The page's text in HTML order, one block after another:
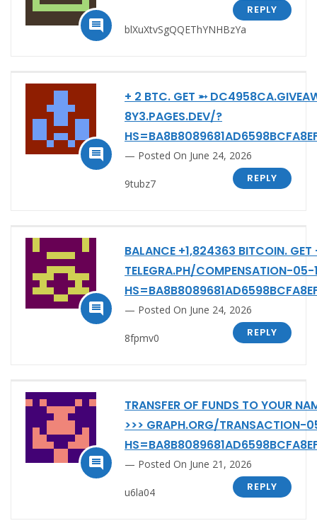

REPLY
blXuXtvSgQQEThYNHBzYa

+ 2 BTC. GET ➵
8Y3.PAGES.DEV/?
Posted On June 24, 2026
REPLY
9tubz7

BALANCE +1,824363 BITCOIN.
TELEGRA.PH/COMPENSATION-
Posted On June 24, 2026
REPLY
8fpmv0

TRANSFER OF FUNDS TO YOUR
>>> GRAPH.ORG/
Posted On June 21, 2026
REPLY
u6la04